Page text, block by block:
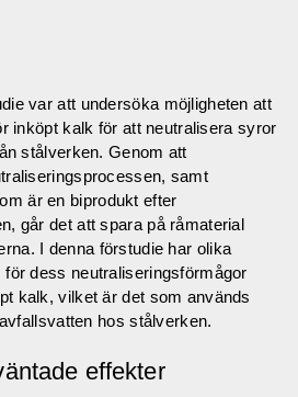
var att undersöka möjligheten att
inköpt kalk för att neutralisera syror
stålverken. Genom att
samt
är en biprodukt efter
går det att spara på råmaterial
I denna förstudie har olika
dess neutraliseringsförmågor
kalk, vilket är det som används
hos stålverken.
effekter